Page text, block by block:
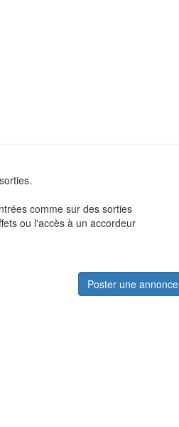
comme sur des sorties
ou l'accès à un accordeur
Poster une annonce